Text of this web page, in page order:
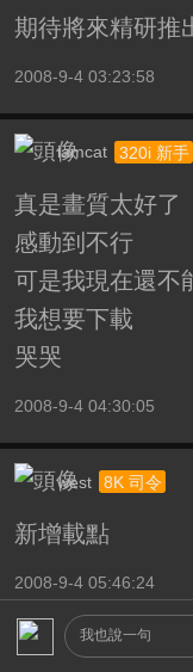
期待將來精研推
2008-9-4 03:23:58
iamcat 320i 新手
真是畫質太好了
感動到不行
可是我現在還不
我想要下載
哭哭
2008-9-4 04:30:05
west 8K 司令
新增載點
2008-9-4 05:46:24
Jett 720i 中級
我也說一句